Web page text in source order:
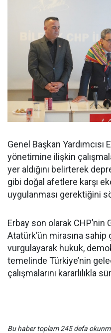
Genel Başkan
yönetimine ilişkin
yer aldığını belirterek
gibi doğal afetlere karşı
uygulanması gerektiğini
Erbay son olarak CHP’nin
Atatürk’ün mirasına
vurgulayarak hukuk,
temelinde Türkiye’nin
çalışmalarını kararlılıkla
Bu haber toplam 245 defa